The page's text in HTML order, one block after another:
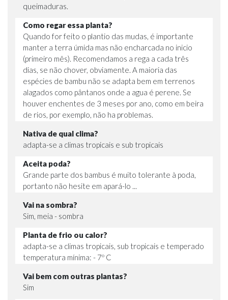
queimaduras.
Como regar essa planta?
Quando for feito o plantio das mudas, é importante
manter a terra úmida mas não encharcada no inicio
(primeiro mês). Recomendamos a rega a cada três
dias, se não chover, obviamente. A maioria das
espécies de bambu não se adapta bem em terrenos
alagados como pântanos onde a agua é perene. Se
houver enchentes de 3 meses por ano, como em beira
de rios, por exemplo, não ha problemas.
Nativa de qual clima?
adapta-se a climas tropicais e sub tropicais
Aceita poda?
Grande parte dos bambus é muito tolerante à poda,
portanto não hesite em apará-lo ...
Vai na sombra?
Sim, meia - sombra
Planta de frio ou calor?
adapta-se a climas tropicais, sub tropicais e temperado
temperatura mínima: - 7º C
Vai bem com outras plantas?
Sim